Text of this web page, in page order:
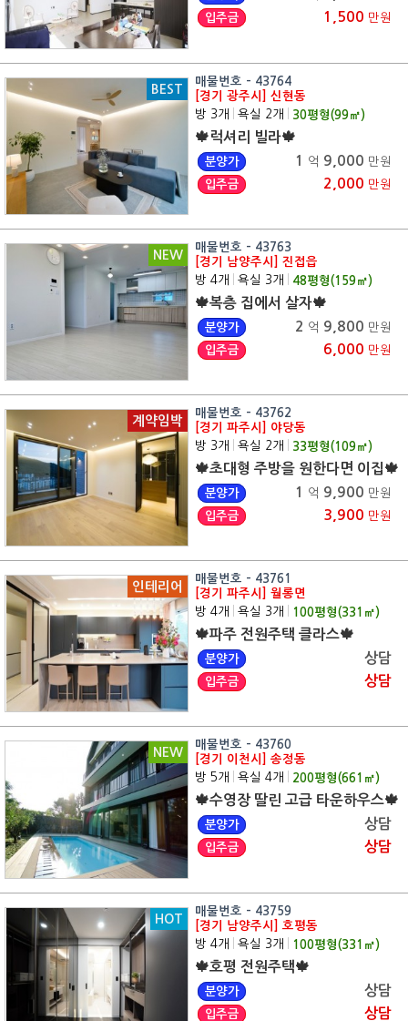
입주금
1,500 만원
BEST
매물번호 - 43764
[경기 광주시] 신현동
방 3개
욕실 2개 30평형(99㎡)
🍁럭셔리 빌라🍁
분양가 1 억 9,000 만원
입주금
2,000 만원
NEW
매물번호 - 43763
[경기 남양주시] 진접읍
방 4개
욕실 3개 48평형(159㎡)
🍁복층 집에서 살자🍁
분양가 2 억 9,800 만원
입주금
6,000 만원
계약임박
매물번호 - 43762
[경기 파주시] 야당동
방 3개
욕실 2개 33평형(109㎡)
🍁초대형 주방을 원한다면 이집🍁
분양가 1 억 9,900 만원
입주금
3,900 만원
인테리어
매물번호 - 43761
[경기 파주시] 월롱면
방 4개
욕실 3개 100평형(331 ㎡)
🍁파주 전원주택 클라스🍁
분양가 상담
입주금 상담
NEW
매물번호 - 43760
[경기 이천시] 송정동
방 5개
욕실 4개 200평형(661 ㎡)
🍁수영장 딸린 고급 타운하우스🍁
분양가 상담
입주금 상담
HOT
매물번호 - 43759
[경기 남양주시] 호평동
방 4개
욕실 3개 100평형(331 ㎡)
🍁호평 전원주택🍁
분양가 상담
입주금 상담